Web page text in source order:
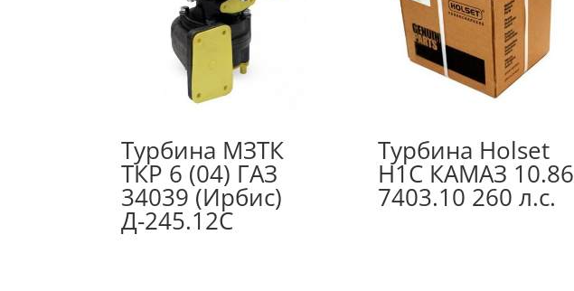
Турбина МЗТК
ТКР 6 (04) ГАЗ
34039 (Ирбис)
Д-245.12С
Турбина Holset
H1C КАМАЗ 10.86
7403.10 260 л.с.